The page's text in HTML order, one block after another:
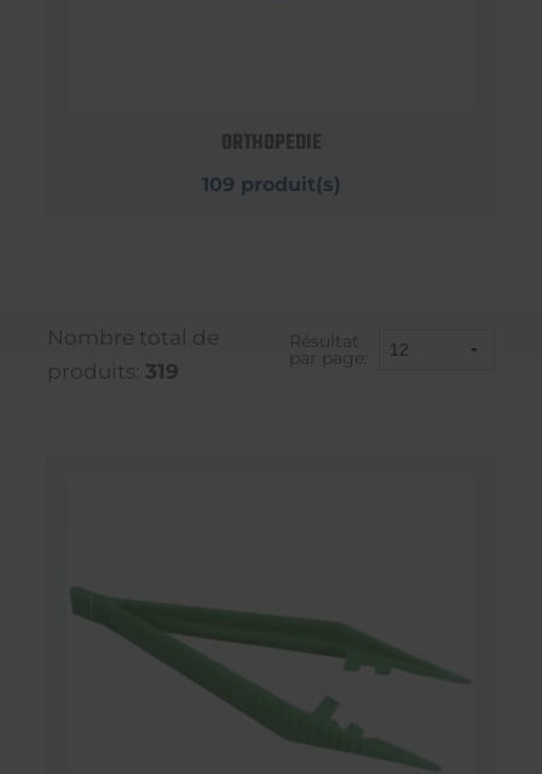
ORTHOPEDIE
109 produit(s)
Nombre total de
produits: 319
Résultat
par page: